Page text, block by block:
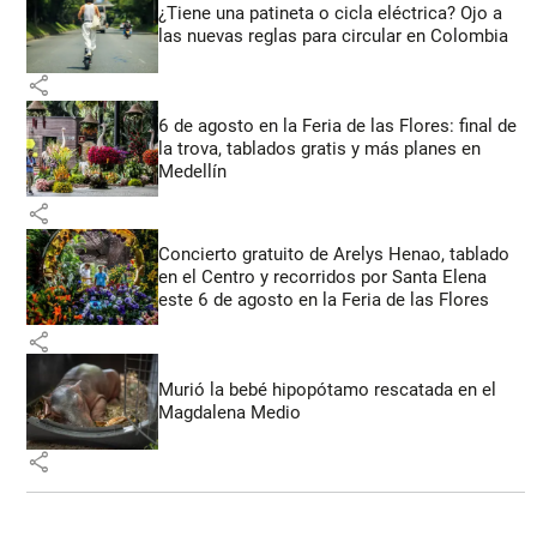
¿Tiene una patineta o cicla eléctrica? Ojo a
las nuevas reglas para circular en Colombia
share
6 de agosto en la Feria de las Flores: final de
la trova, tablados gratis y más planes en
Medellín
share
Concierto gratuito de Arelys Henao, tablado
en el Centro y recorridos por Santa Elena
este 6 de agosto en la Feria de las Flores
share
Murió la bebé hipopótamo rescatada en el
Magdalena Medio
share